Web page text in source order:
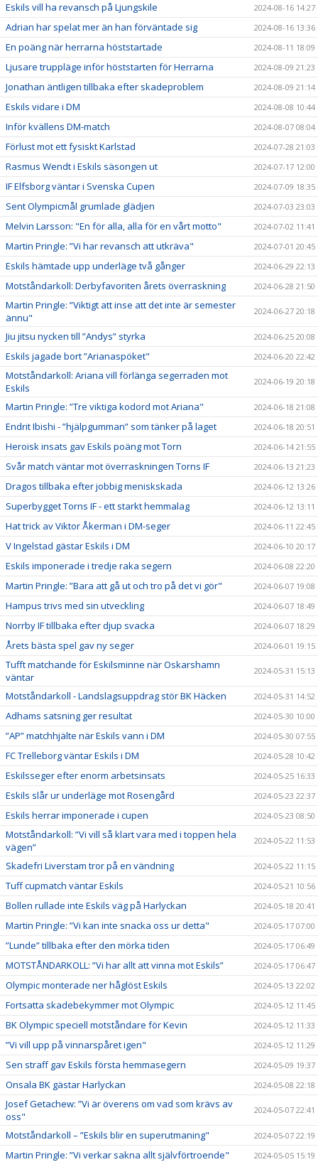
Eskils vill ha revansch på Ljungskile 2024-08-16 14:27
Adrian har spelat mer än han förväntade sig 2024-08-16 13:36
En poäng när herrarna höststartade 2024-08-11 18:09
Ljusare truppläge inför höststarten för Herrarna 2024-08-09 21:23
Jonathan äntligen tillbaka efter skadeproblem 2024-08-09 21:14
Eskils vidare i DM 2024-08-08 10:44
Inför kvällens DM-match 2024-08-07 08:04
Förlust mot ett fysiskt Karlstad 2024-07-28 21:03
Rasmus Wendt i Eskils säsongen ut 2024-07-17 12:00
IF Elfsborg väntar i Svenska Cupen 2024-07-09 18:35
Sent Olympicmål grumlade glädjen 2024-07-03 23:03
Melvin Larsson: "En för alla, alla för en vårt motto" 2024-07-02 11:41
Martin Pringle: ”Vi har revansch att utkräva" 2024-07-01 20:45
Eskils hämtade upp underläge två gånger 2024-06-29 22:13
Motståndarkoll: Derbyfavoriten årets överraskning 2024-06-28 21:50
Martin Pringle: ”Viktigt att inse att det inte är semester
ännu"
2024-06-27 20:18
Jiu jitsu nycken till ”Andys” styrka 2024-06-25 20:08
Eskils jagade bort ”Arianaspöket" 2024-06-20 22:42
Motståndarkoll: Ariana vill förlänga segerraden mot
Eskils
2024-06-19 20:18
Martin Pringle: ”Tre viktiga kodord mot Ariana" 2024-06-18 21:08
Endrit Ibishi - ”hjälpgumman” som tänker på laget 2024-06-18 20:51
Heroisk insats gav Eskils poäng mot Torn 2024-06-14 21:55
Svår match väntar mot överraskningen Torns IF 2024-06-13 21:23
Dragos tillbaka efter jobbig meniskskada 2024-06-12 13:26
Superbygget Torns IF - ett starkt hemmalag 2024-06-12 13:11
Hat trick av Viktor Åkerman i DM-seger 2024-06-11 22:45
V Ingelstad gästar Eskils i DM 2024-06-10 20:17
Eskils imponerade i tredje raka segern 2024-06-08 22:20
Martin Pringle: ”Bara att gå ut och tro på det vi gör" 2024-06-07 19:08
Hampus trivs med sin utveckling 2024-06-07 18:49
Norrby IF tillbaka efter djup svacka 2024-06-07 18:29
Årets bästa spel gav ny seger 2024-06-01 19:15
Tufft matchande för Eskilsminne när Oskarshamn
väntar
2024-05-31 15:13
Motståndarkoll - Landslagsuppdrag stör BK Häcken 2024-05-31 14:52
Adhams satsning ger resultat 2024-05-30 10:00
”AP” matchhjälte när Eskils vann i DM 2024-05-30 07:55
FC Trelleborg väntar Eskils i DM 2024-05-28 10:42
Eskilsseger efter enorm arbetsinsats 2024-05-25 16:33
Eskils slår ur underläge mot Rosengård 2024-05-23 22:37
Eskils herrar imponerade i cupen 2024-05-23 08:50
Motståndarkoll: ”Vi vill så klart vara med i toppen hela
vägen”
2024-05-22 11:53
Skadefri Liverstam tror på en vändning 2024-05-22 11:15
Tuff cupmatch väntar Eskils 2024-05-21 10:56
Bollen rullade inte Eskils väg på Harlyckan 2024-05-18 20:41
Martin Pringle: ”Vi kan inte snacka oss ur detta" 2024-05-17 07:00
”Lunde” tillbaka efter den mörka tiden 2024-05-17 06:49
MOTSTÅNDARKOLL: ”Vi har allt att vinna mot Eskils” 2024-05-17 06:47
Olympic monterade ner håglöst Eskils 2024-05-13 22:02
Fortsatta skadebekymmer mot Olympic 2024-05-12 11:45
BK Olympic speciell motståndare för Kevin 2024-05-12 11:33
”Vi vill upp på vinnarspåret igen" 2024-05-12 11:29
Sen straff gav Eskils första hemmasegern 2024-05-09 19:37
Onsala BK gästar Harlyckan 2024-05-08 22:18
Josef Getachew: ”Vi är överens om vad som krävs av
oss"
2024-05-07 22:41
Motståndarkoll – ”Eskils blir en superutmaning" 2024-05-07 22:19
Martin Pringle: ”Vi verkar sakna allt självförtroende" 2024-05-05 15:19